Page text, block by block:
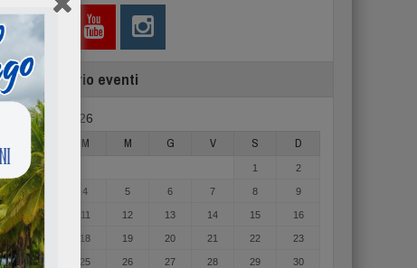
Calendario eventi
Agosto 2026
L M M G V S D
1 2
3 4 5 6 7 8 9
10 11 12 13 14 15 16
17 18 19 20 21 22 23
24 25 26 27 28 29 30